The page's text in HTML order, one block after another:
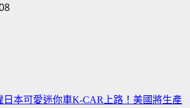
日本可愛迷你車K-CAR上路！美國將生產